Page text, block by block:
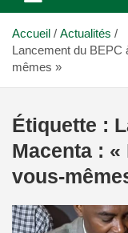
Accueil
Actualités
Lancement du BEPC
mêmes »
Étiquette :
Macenta :
vous-